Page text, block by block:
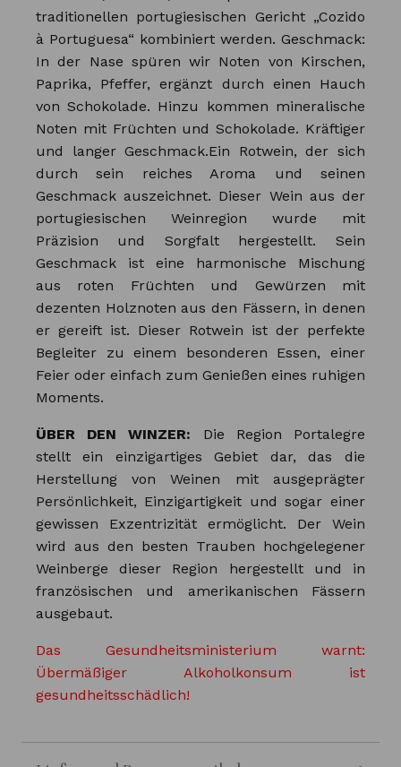
traditionellen portugiesischen Gericht „Cozido
à Portuguesa“ kombiniert werden. Geschmack:
In der Nase spüren wir Noten von Kirschen,
Paprika, Pfeffer, ergänzt durch einen Hauch
von Schokolade. Hinzu kommen mineralische
Noten mit Früchten und Schokolade. Kräftiger
und langer Geschmack.Ein Rotwein, der sich
durch sein reiches Aroma und seinen
Geschmack auszeichnet. Dieser Wein aus der
portugiesischen Weinregion wurde mit
Präzision und Sorgfalt hergestellt. Sein
Geschmack ist eine harmonische Mischung
aus roten Früchten und Gewürzen mit
dezenten Holznoten aus den Fässern, in denen
er gereift ist. Dieser Rotwein ist der perfekte
Begleiter zu einem besonderen Essen, einer
Feier oder einfach zum Genießen eines ruhigen
Moments.
ÜBER DEN WINZER: Die Region Portalegre
stellt ein einzigartiges Gebiet dar, das die
Herstellung von Weinen mit ausgeprägter
Persönlichkeit, Einzigartigkeit und sogar einer
gewissen Exzentrizität ermöglicht. Der Wein
wird aus den besten Trauben hochgelegener
Weinberge dieser Region hergestellt und in
französischen und amerikanischen Fässern
ausgebaut.
Das Gesundheitsministerium warnt:
Übermäßiger Alkoholkonsum ist
gesundheitsschädlich!